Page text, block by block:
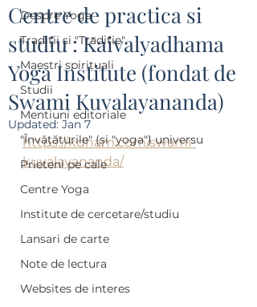
Despre Yoga
Tradiții si "Tradiție"
Maestri spirituali
Studii
Mentiuni editoriale
"Învățăturile" (și "yoga") universu
Prieteni pe cale
Centre Yoga
Institute de cercetare/studiu
Lansari de carte
Note de lectura
Websites de interes
Centre de practica si
studiu : Kaivalyadhama
Yoga Institute (fondat de
Swami Kuvalayananda)
Updated: Jan 7
https://kdham.com/swami-
kuvalayananda/